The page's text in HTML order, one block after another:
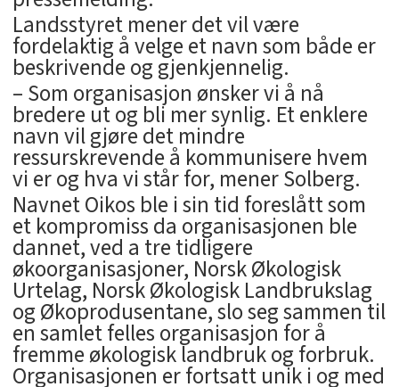
Landsstyret mener det vil være
fordelaktig å velge et navn som både er
beskrivende og gjenkjennelig.
– Som organisasjon ønsker vi å nå
bredere ut og bli mer synlig. Et enklere
navn vil gjøre det mindre
ressurskrevende å kommunisere hvem
vi er og hva vi står for, mener Solberg.
Navnet Oikos ble i sin tid foreslått som
et kompromiss da organisasjonen ble
dannet, ved a tre tidligere
økoorganisasjoner, Norsk Økologisk
Urtelag, Norsk Økologisk Landbrukslag
og Økoprodusentane, slo seg sammen til
en samlet felles organisasjon for å
fremme økologisk landbruk og forbruk.
Organisasjonen er fortsatt unik i og med